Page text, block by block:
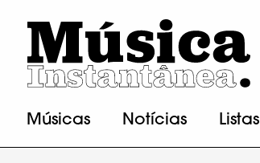
Músicas Notícias Listas